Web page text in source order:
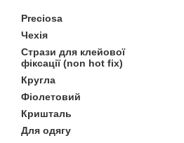
Preciosa
Чехія
Стрази для клейової
фіксації (non hot fix)
Кругла
Фіолетовий
Кришталь
Для одягу